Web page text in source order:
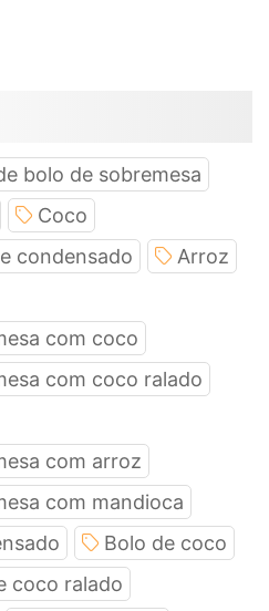
bolo de sobremesa
Coco
condensado
Arroz
com coco
com coco ralado
com arroz
com mandioca
Bolo de coco
coco ralado